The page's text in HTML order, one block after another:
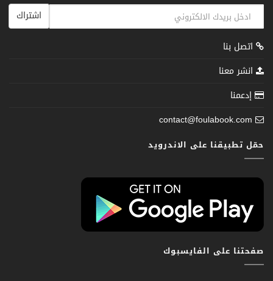
اشتراك
اتصل بنا
انشر معنا
إدعمنا
contact@foulabook.com
حمّل تطبيقنا على الاندرويد
صفحتنا على الفايسبوك